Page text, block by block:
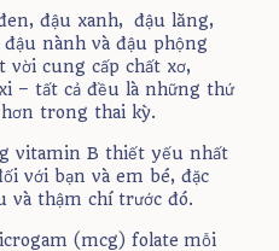
đậu xanh, đậu lăng,
nành và đậu phộng
cung cấp chất xơ,
– tất cả đều là những thứ
trong thai kỳ.
vitamin B thiết yếu nhất
với bạn và em bé, đặc
và thậm chí trước đó.
(mcg) folate mỗi